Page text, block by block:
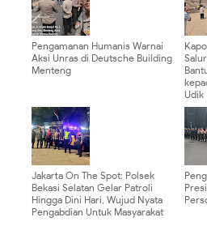
Pengamanan Humanis Warnai
Aksi Unras di Deutsche Building
Menteng
Udik
Jakarta On The Spot: Polsek
Bekasi Selatan Gelar Patroli
Hingga Dini Hari, Wujud Nyata
Pengabdian Untuk Masyarakat